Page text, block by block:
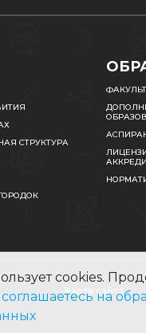
СТРУКТУРА
Карта сайта
cookies.
на